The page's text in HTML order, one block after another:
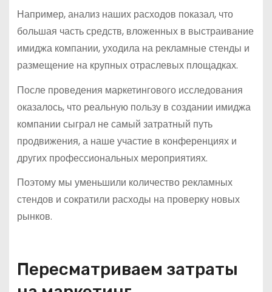
Например, анализ наших расходов показал, что
большая часть средств, вложенных в выстраивание
имиджа компании, уходила на рекламные стенды и
размещение на крупных отраслевых площадках.
После проведения маркетингового исследования
оказалось, что реальную пользу в создании имиджа
компании сыграл не самый затратный путь
продвижения, а наше участие в конференциях и
других профессиональных мероприятиях.
Поэтому мы уменьшили количество рекламных
стендов и сократили расходы на проверку новых
рынков.
Пересматриваем затраты